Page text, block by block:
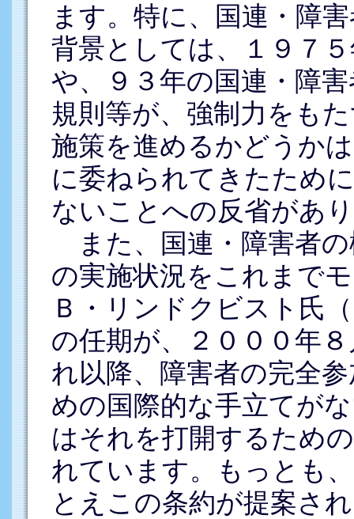
ます。特に、国連・障
背景としては、１９７
や、９３年の国連・障
規則等が、強制力をも
施策を進めるかどうか
に委ねられてきたため
ないことへの反省があ
また、国連・障害者の
の実施状況をこれまで
Ｂ・リンドクビスト氏
の任期が、２０００年
れ以降、障害者の完全
めの国際的な手立てが
はそれを打開するため
れています。もっとも
とえこの条約が提案さ